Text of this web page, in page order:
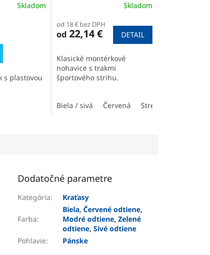
Zelená Hnedá Sivá / oranžová
Tmavomodrá / svetlomodrá Zelená
Skladom
s plastovou
Skladom
od 18 € bez DPH
od 22,14 € DETAIL
Klasické montérkové
nohavice s trakmi
športového strihu.
Biela / sivá Červená Stredne modrá
Dodatočné parametre
Kategória: Kraťasy
Farba:
Biela,Červené odtiene,
Modré odtiene,Zelené
odtiene,Sivé odtiene
Pohlavie: Pánske